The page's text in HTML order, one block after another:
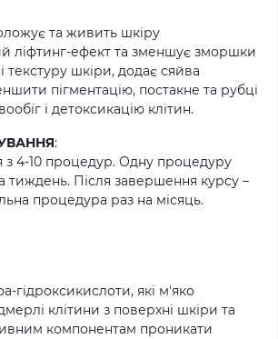
та живить шкіру
ліфтинг-ефект та зменшує зморшки
шкіри, додає сяйва
пігментацію, постакне та рубці
і детоксикацію клітин.
:
з 4-10 процедур. Одну процедуру
тиждень. Після завершення курсу –
процедура раз на місяць.
гідроксикислоти, які м'яко
клітини з поверхні шкіри та
компонентам проникати